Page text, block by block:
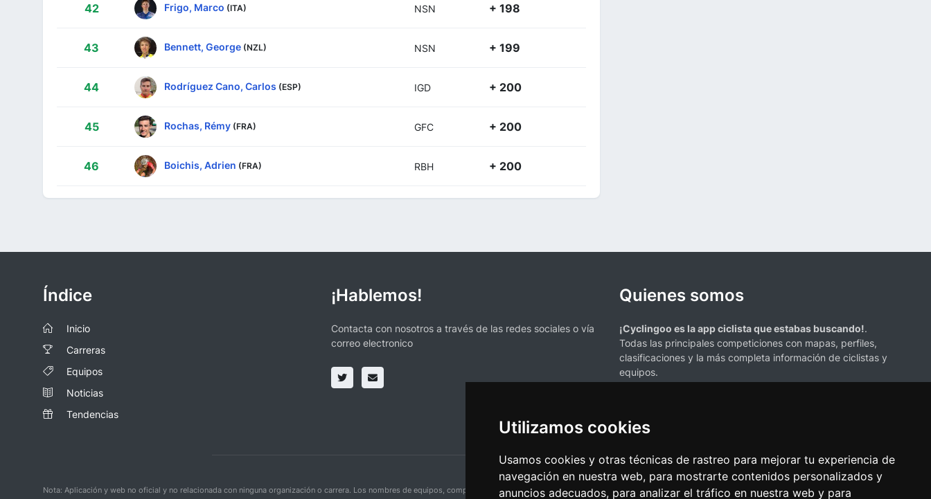
Utilizamos cookies
Usamos cookies y otras técnicas de rastreo para mejorar tu experiencia de
navegación en nuestra web, para mostrarte contenidos personalizados y
anuncios adecuados, para analizar el tráfico en nuestra web y para
42 Frigo, Marco (ITA) NSN + 198
43 Bennett, George (NZL) NSN + 199
44 Rodríguez Cano, Carlos (ESP) IGD + 200
45 Rochas, Rémy (FRA) GFC + 200
46 Boichis, Adrien (FRA) RBH + 200
Índice
Inicio
Carreras
Equipos
Noticias
Tendencias
¡Hablemos!
Contacta con nosotros a través de las redes sociales o vía
correo electronico
Quienes somos
¡Cyclingoo es la app ciclista que estabas buscando!.
Todas las principales competiciones con mapas, perfiles,
clasificaciones y la más completa información de ciclistas y
equipos.
Nota: Aplicación y web no oficial y no relacionada con ninguna organización o carrera. Los nombres de equipos, competiciones, marcas comerciales y logotipos mencionados en esta página de resultados de ciclismo son propiedad de